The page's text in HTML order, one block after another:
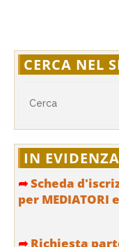
CERCA NEL
IN EVIDENZA
➦Scheda
per MEDIATORI
➦ Richiesta